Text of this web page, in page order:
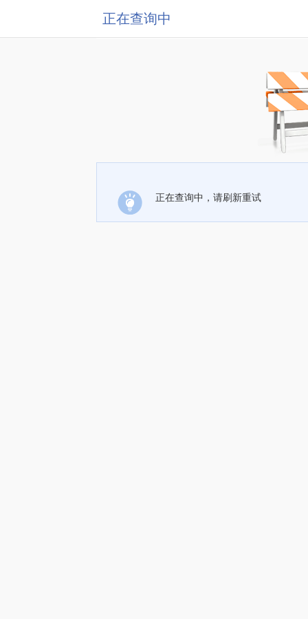
正在查询中
正在查询中，请刷新重试